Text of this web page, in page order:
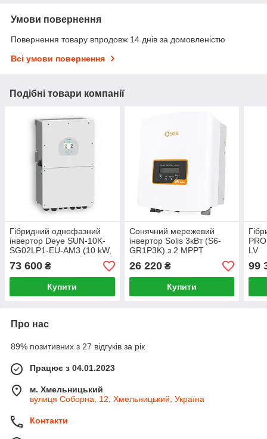
Умови повернення
Повернення товару впродовж 14 днів за домовленістю
Всі умови повернення
Подібні товари компанії
Гібридний однофазний
інвертор Deye SUN-10K-
SG02LP1-EU-AM3 (10 kW,
1 фази, 3 MPPT)
73 600 ₴
Купити
Сонячний мережевий
інвертор Solis 3кВт (S6-
GR1P3K) з 2 MPPT
трекерами
26 220₴
Купити
LV
99
Про нас
89% позитивних з 27 відгуків за рік
Працює з 04.01.2023
м. Хмельницький
вулиця Соборна, 12, Хмельницький, Україна
Контакти